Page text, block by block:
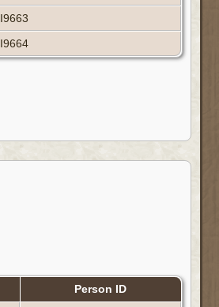
I9663
I9664
Person ID